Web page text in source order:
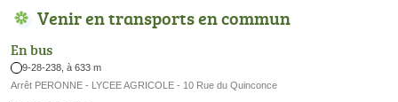
Venir en transports en commun
En bus
9-28-238, à 633 m
Arrêt PERONNE - LYCEE AGRICOLE - 10 Rue du Quinconce